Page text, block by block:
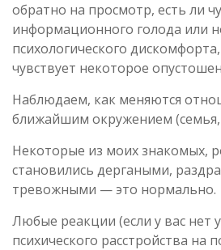
обратно на просмотр, есть ли
информационного голода или
психологического
чувствует некоторое
Наблюдаем, как меняются
ближайшим окружением (семья,
Некоторые из моих знакомых,
становились дергаными,
тревожными — это нормально.
Любые реакции (если у вас нет
психического расстройства на